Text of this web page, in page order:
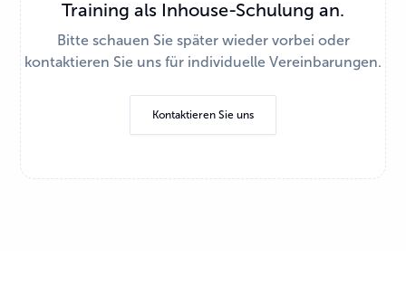
Training als Inhouse-Schulung an.
Bitte schauen Sie später wieder vorbei oder
kontaktieren Sie uns für individuelle Vereinbarungen.
Kontaktieren Sie uns